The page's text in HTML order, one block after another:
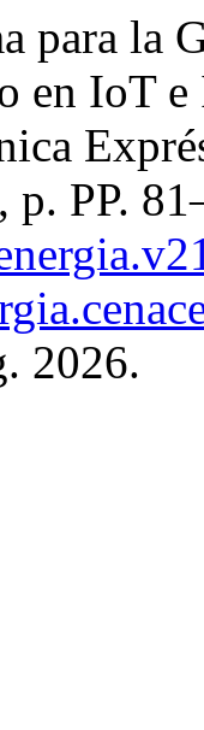
para la
en IoT
p. PP.
2026.